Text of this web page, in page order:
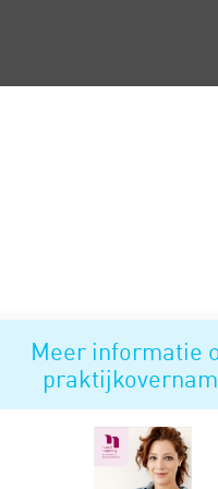
Meer informatie